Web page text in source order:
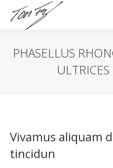
PHASELLUS
Vivamus aliquam
tincidun